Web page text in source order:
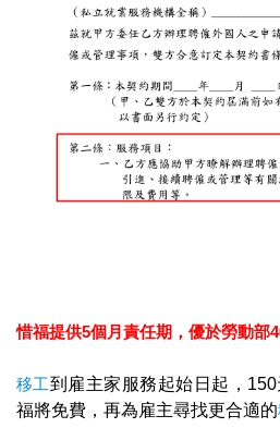
惜福提供5個月責任期，優於勞動部
移工到雇主家服務起始日起，
福將免費，再為雇主尋找更合適的